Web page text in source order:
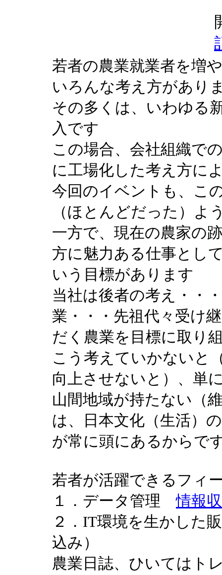
若者の農業就業者を増
いろんな考え方があり
その多くは、いわゆる
入です
この場合、会社組織で
に工場化した考え方に
今回のイベントも、こ
（ほとんどだった）よ
一方で、現在の農家の
方に魅力ある仕事とし
いう目標があります
当社は後者の考え・・
業・・・先祖代々受け
だく農業を目標に取り
こう考えていかないと
向上させないと）、単
山間地域が持たない（
は、日本文化（生活）
が常に頭にあるからで
若者が活躍できるフィ
１．データ管理情報
２．IT環境を生かした
込み）
農業日誌、ひいてはト